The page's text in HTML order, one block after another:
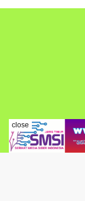
close